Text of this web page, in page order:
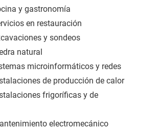
y gastronomía
en restauración
y sondeos
natural
microinformáticos y redes
de producción de calor
frigoríficas y de
electromecánico